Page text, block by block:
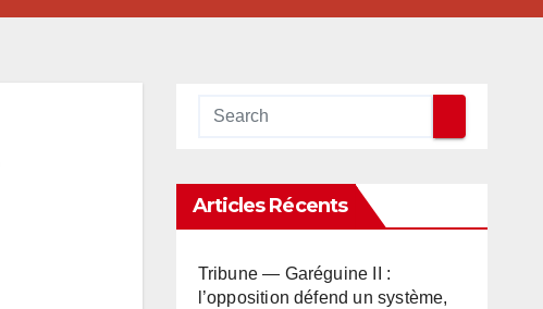
Articles Récents
Tribune — Garéguine II :
l’opposition défend un système,